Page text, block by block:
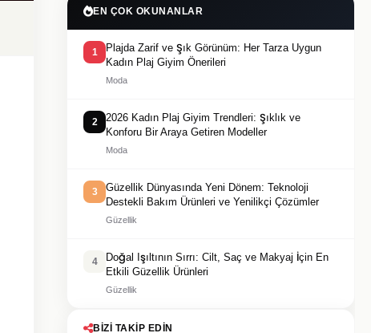
EN ÇOK OKUNANLAR
1
Plajda Zarif ve Şık Görünüm: Her Tarza Uygun
Kadın Plaj Giyim Önerileri
Moda
2
2026 Kadın Plaj Giyim Trendleri: Şıklık ve
Konforu Bir Araya Getiren Modeller
Moda
3
Güzellik Dünyasında Yeni Dönem: Teknoloji
Destekli Bakım Ürünleri ve Yenilikçi Çözümler
Güzellik
4
Doğal Işıltının Sırrı: Cilt, Saç ve Makyaj İçin En
Etkili Güzellik Ürünleri
Güzellik
BIZI TAKIP EDIN